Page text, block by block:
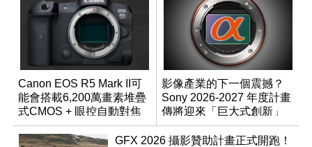
Canon EOS R5 Mark II可
能會搭載6,200萬畫素堆疊
式CMOS + 眼控自動對焦
功能？
影像產業的下一個震撼？
Sony 2026-2027 年度計畫
傳將迎來「巨大式創新」
GFX 2026 攝影贊助計畫正式開跑！